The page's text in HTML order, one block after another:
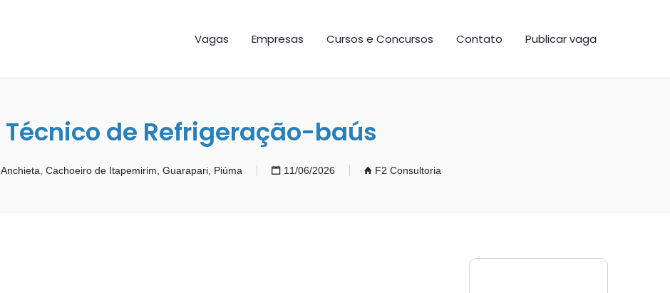
Vagas Empresas Cursos e Concursos Contato Publicar vaga
Técnico de Refrigeração-baús
Anchieta, Cachoeiro de Itapemirim, Guarapari, Piúma 11/06/2026 F2 Consultoria